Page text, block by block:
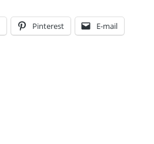
Pinterest E-mail